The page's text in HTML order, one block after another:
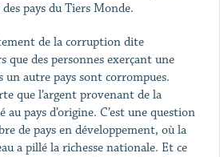
pays du Tiers Monde.
de la corruption dite
que des personnes exerçant une
autre pays sont corrompues.
que l’argent provenant de la
pays d’origine. C’est une question
de pays en développement, où la
a pillé la richesse nationale. Et ce